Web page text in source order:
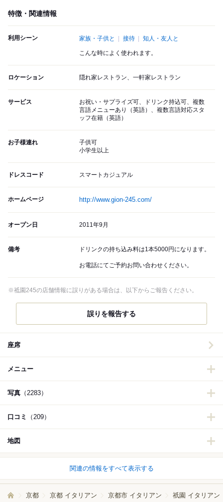
特徴・関連情報
利用シーン 家族・子供と 接待 知人・友人と
こんな時によく使われます。
ロケーション 隠れ家レストラン、一軒家レストラン
サービス
お祝い・サプライズ可、ドリンク持込可、複数
言語メニューあり（英語）、複数言語対応スタ
ッフ在籍（英語）
お子様連れ
子供可
小学生以上
ドレスコード スマートカジュアル
ホームページ http://www.gion-245.com/
オープン日 2011年9月
備考 ドリンクの持ち込み料は1本5000円になります。
お電話にてご予約お問い合わせください。
※祗園245の店舗情報に誤りがある場合は、以下からご報告ください。
誤りを報告する
座席
メニュー
写真 （2283）
口コミ （209）
地図
関連の情報をすべて表示する
京都 京都 イタリアン 京都市 イタリアン 祇園 イタリアン